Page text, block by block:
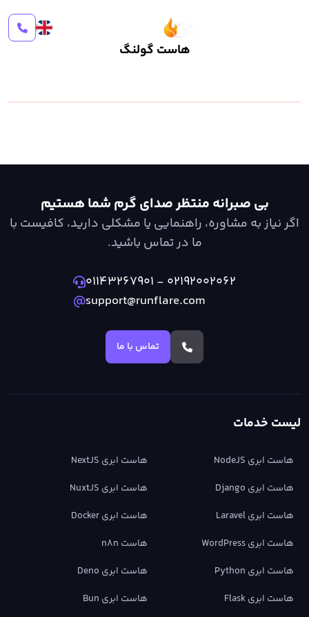
هاست گولنگ
بی صبرانه منتظر صدای گرم شما هستیم
اگر نیاز به مشاوره، راهنمایی یا مشکلی دارید، کافیست با
ما در تماس باشید.
۰۲۱۹۲۰۰۲۰۶۲ - ۰۱۱۴۳۲۶۷۹۰۱
support@runflare.com
تماس با ما
لیست خدمات
هاست ابری NodeJS
هاست ابری Django
هاست ابری Laravel
هاست ابری WordPress
هاست ابری Python
هاست ابری Flask
هاست ابری NextJS
هاست ابری NuxtJS
هاست ابری Docker
هاست n8n
هاست ابری Deno
هاست ابری Bun